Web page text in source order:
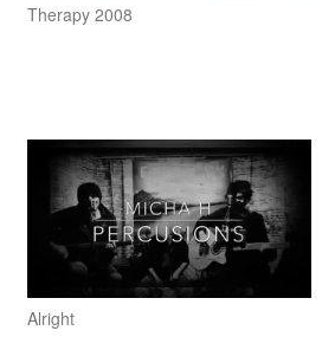
Therapy 2008
Alright